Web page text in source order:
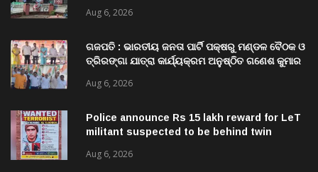
Revenue Lapses.
Aug 6, 2026
ଗଜପତି : ଭାରତୀୟ ଜନତା ପାର୍ଟି ପକ୍ଷରୁ ମଣ୍ଡଳ ବୈଠକ ଓ
ତ୍ରିରଙ୍ଗା ଯାତ୍ରା କାର୍ଯ୍ୟକ୍ରମ ଅନୁଷ୍ଠିତ ଗଣେଶ କୁମାର
Aug 6, 2026
Police announce Rs 15 lakh reward for LeT
militant suspected to be behind twin
Aug 6, 2026